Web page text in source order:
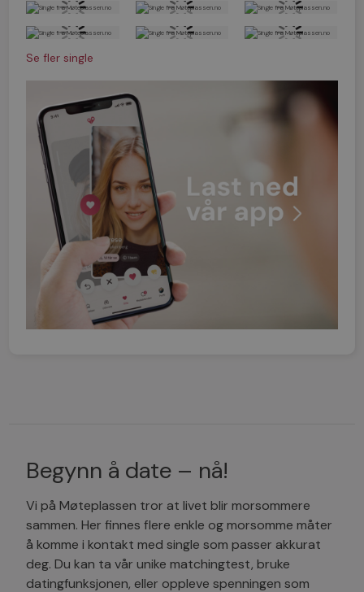
Se fler single
Begynn å date – nå!
Vi på Møteplassen tror at livet blir morsommere
sammen. Her finnes flere enkle og morsomme måter
å komme i kontakt med single som passer akkurat
deg. Du kan ta vår unike matchingtest, bruke
datingfunksjonen, eller oppleve spenningen som